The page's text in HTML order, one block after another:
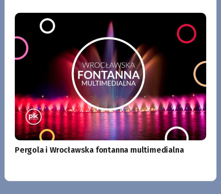
Pergola i Wrocławska fontanna multimedialna